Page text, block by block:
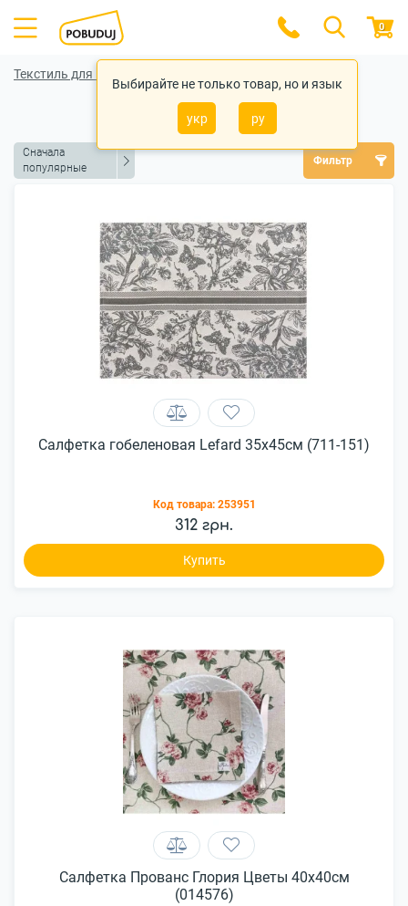
Выбирайте не только товар, но и язык
укр ру
0
Текстиль для кухни
Салфетки
Сначала
популярные
Фильтр
Салфетка гобеленовая Lefard 35x45см (711-151)
Код товара: 253951
312 грн.
Купить
Салфетка Прованс Глория Цветы 40x40см
(014576)